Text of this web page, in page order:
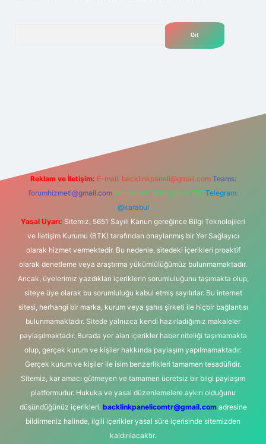
Reklam ve İletişim: E-mail: backlinkpaneli@gmail.com Teams:
forumhizmeti@gmail.com Whatsapp: 0262 606 0 726 Telegram:
@karabul
Yasal Uyarı: Sitemiz, 5651 Sayılı Kanun gereğince Bilgi Teknolojileri
ve İletişim Kurumu (BTK) tarafından onaylanmış bir Yer Sağlayıcı
olarak hizmet vermektedir. Bu nedenle, sitedeki içerikleri proaktif
olarak denetleme veya araştırma yükümlülüğümüz bulunmamaktadır.
Ancak, üyelerimiz yazdıkları içeriklerin sorumluluğunu taşımakta olup,
siteye üye olarak bu sorumluluğu kabul etmiş sayılırlar. Bu internet
sitesi, herhangi bir marka, kurum veya şahıs şirketi ile hiçbir bağlantısı
bulunmamaktadır. Sitede yalnızca kendi hazırladığımız makaleler
paylaşılmaktadır. Burada yer alan içerikler haber niteliği taşımamakta
olup, gerçek kurum ve kişiler hakkında paylaşım yapılmamaktadır.
Gerçek kurum ve kişiler ile isim benzerlikleri tamamen tesadüfidir.
Sitemiz, kar amacı gütmeyen ve tamamen ücretsiz bir bilgi paylaşım
platformudur. Hukuka ve yasal düzenlemelere aykırı olduğunu
düşündüğünüz içerikleri, backlinkpanelicomtr@gmail.comadresine
bildirmeniz halinde, ilgili içerikler yasal süre içerisinde sitemizden
kaldırılacaktır.